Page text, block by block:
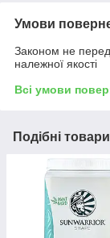
Умови
Законом не
належної якості
Всі умови
Подібні